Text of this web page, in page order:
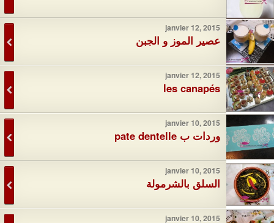
janvier 12, 2015
عصير الموز و الجبن
janvier 12, 2015
les canapés
janvier 10, 2015
وردات ب pate dentelle
janvier 10, 2015
السلق بالشرمولة
janvier 10, 2015